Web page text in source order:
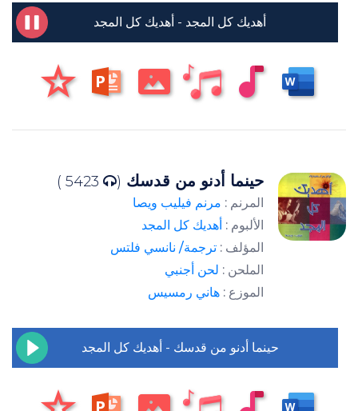
أهديك كل المجد - أهديك كل المجد
حينما أدنو من قدسك(
5423 )
المرنم :مرنم فيليب ويصا
الألبوم :أهديك كل المجد
المؤلف :ترجمة/ نانسي فلتس
الملحن :لحن أجنبي
الموزع :هاني رمسيس
حينما أدنو من قدسك - أهديك كل المجد